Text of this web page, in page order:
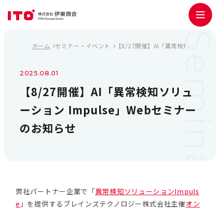
ホーム セミナー・イベント 【8/27開催】AI「異常検知ソリュー
2025.08.01
【8/27開催】AI「異常検知ソリュ
ーション Impulse」Webセミナー
のお知らせ
弊社パートナー企業で「異常検知ソリューションImpuls
e 」を提供するブレインズテクノロジー株式会社主催オン